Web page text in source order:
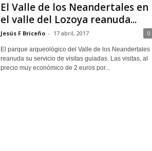
El Valle de los Neandertales en
el valle del Lozoya reanuda...
Jesús F Briceño - 17 abril, 2017 0
El parque arqueológico del Valle de los Neandertales
reanuda su servicio de visitas guiadas. Las visitas, al
precio muy económico de 2 euros por...